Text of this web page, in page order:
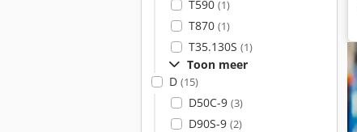
T590 (1)
T870 (1)
T35.130S (1)
Toon meer
D (15)
D50C-9 (3)
D90S-9 (2)